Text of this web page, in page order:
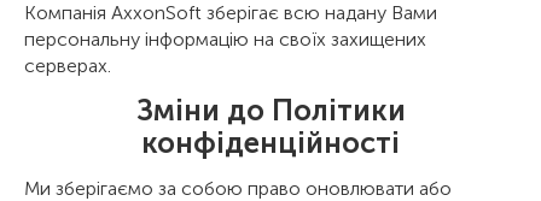
Компанія AxxonSoft зберігає всю надану Вами
персональну інформацію на своїх захищених
серверах.
Зміни до Політики
конфіденційності
Ми зберігаємо за собою право оновлювати або